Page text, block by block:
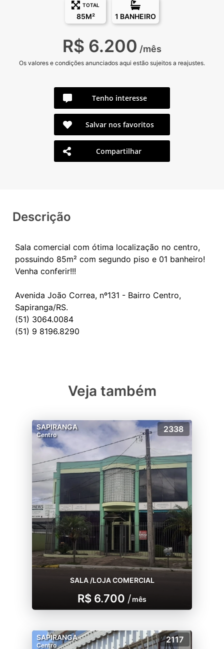
TOTAL
85M² 1 BANHEIRO
R$ 6.200 /mês
Os valores e condições anunciados aqui estão sujeitos a reajustes.
Tenho interesse
Salvar nos favoritos
Compartilhar
Descrição
Sala comercial com ótima localização no centro,
possuindo 85m² com segundo piso e 01 banheiro!
Venha conferir!!!
Avenida João Correa, nº131 - Bairro Centro,
Sapiranga/RS.
(51) 3064.0084
Veja também
SAPIRANGA
Centro
2338
SALA /LOJA COMERCIAL
R$ 6.700 /mês
SAPIRANGA
Centro
2117